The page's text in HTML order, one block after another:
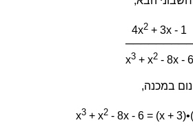
4x2 + 3x - 1
─────────
x3+ x2- 8x - 6
במכנה,
x3+ x2- 8x - 6 = (x +